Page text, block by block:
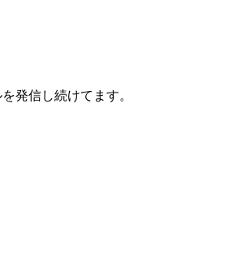
発信し続けてます。